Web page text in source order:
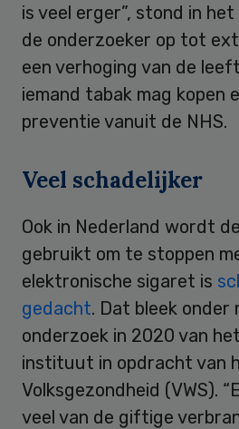
is veel erger”, stond in
de onderzoeker op tot
een verhoging van de
iemand tabak mag kopen
preventie vanuit de NHS.
Veel schadelijker
Ook in Nederland wordt
gebruikt om te stoppen
elektronische sigaret is
gedacht. Dat bleek onder
onderzoek in 2020 van
instituut in opdracht van
Volksgezondheid (VWS).
veel van de giftige